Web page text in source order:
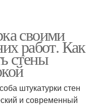
своими
работ. Как
стены
штукатурки стен
и современный